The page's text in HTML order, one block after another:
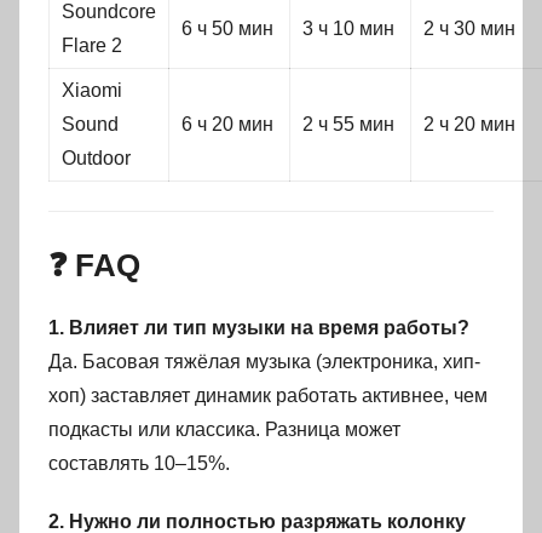
Soundcore
Flare 2
6 ч 50 мин 3 ч 10 мин 2 ч 30 мин
Xiaomi
Sound
Outdoor
6 ч 20 мин 2 ч 55 мин 2 ч 20 мин
❓ FAQ
1. Влияет ли тип музыки на время работы?
Да. Басовая тяжёлая музыка (электроника, хип-
хоп) заставляет динамик работать активнее, чем
подкасты или классика. Разница может
составлять 10–15%.
2. Нужно ли полностью разряжать колонку